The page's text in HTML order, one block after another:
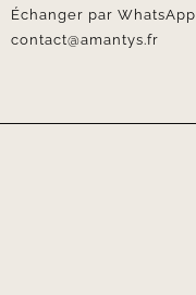
Échanger par WhatsApp
contact@amantys.fr